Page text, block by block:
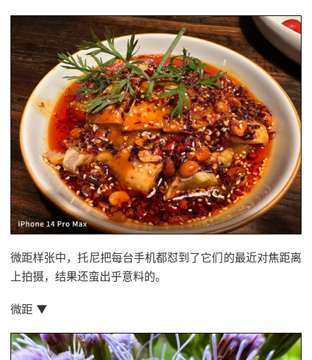
微距样张中，托尼把每台手机都怼到了它们的最近对焦距离
上拍摄，结果还蛮出乎意料的。
微距 ▼